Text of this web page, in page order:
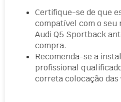
Certifique-se de que
compatível com o seu
Audi Q5 Sportback
compra.
Recomenda-se a
profissional
correta colocação das